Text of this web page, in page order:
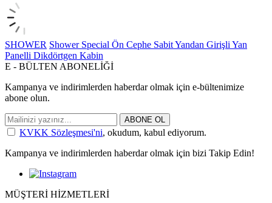
SHOWER Shower Special Ön Cephe Sabit Yandan Girişli Yan
Panelli Dikdörtgen Kabin
E - BÜLTEN ABONELİĞİ
Kampanya ve indirimlerden haberdar olmak için e-bültenimize
abone olun.
ABONE OL
KVKK Sözleşmesi'ni, okudum, kabul ediyorum.
Kampanya ve indirimlerden haberdar olmak için bizi Takip Edin!
MÜŞTERİ HİZMETLERİ